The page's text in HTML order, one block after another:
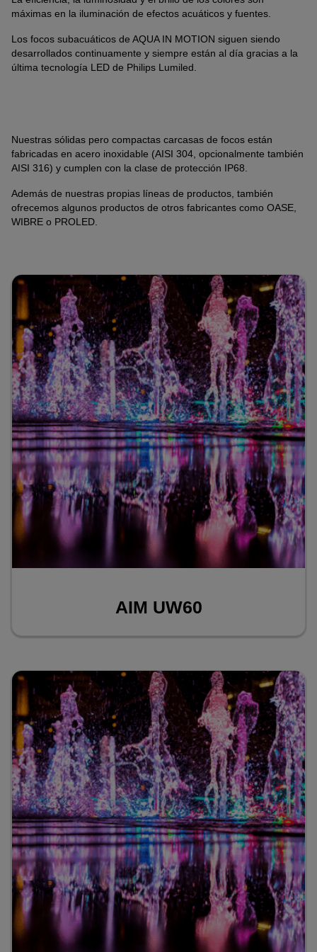
máximas en la iluminación de efectos acuáticos y fuentes.
Los focos subacuáticos de AQUA IN MOTION siguen siendo
desarrollados continuamente y siempre están al día gracias a la
última tecnología LED de Philips Lumiled.
Nuestras sólidas pero compactas carcasas de focos están
fabricadas en acero inoxidable (AISI 304, opcionalmente también
AISI 316) y cumplen con la clase de protección IP68.
Además de nuestras propias líneas de productos, también
ofrecemos algunos productos de otros fabricantes como OASE,
WIBRE o PROLED.
AIM UW60
Anbindung eines Drittanbieters zur interaktiven
Name
Tawk
Zweck
k.A.
Cookie Name
__tawkuuid,tawkUUID,TawkConnectionTime
Schriftarten.
(https://www.adobe.com/privacy/policies/adobe-
fonts.html)
Name
Adobe Fonts
Anbieter
Adobe
Zweck
k.A.
Cookie Name
k.A.
Cookie Laufzeit
undefined
Infos schließen